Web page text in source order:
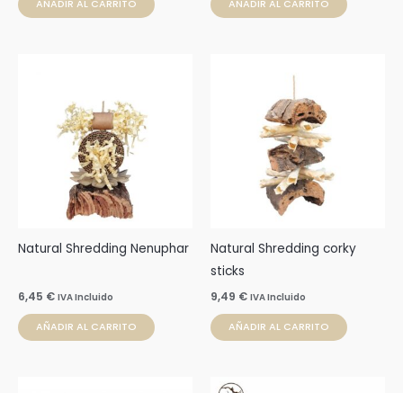
AÑADIR AL CARRITO AÑADIR AL CARRITO
Natural Shredding Nenuphar
6,45 € IVA Incluido
AÑADIR AL CARRITO
Natural Shredding corky
sticks
9,49 € IVA Incluido
AÑADIR AL CARRITO